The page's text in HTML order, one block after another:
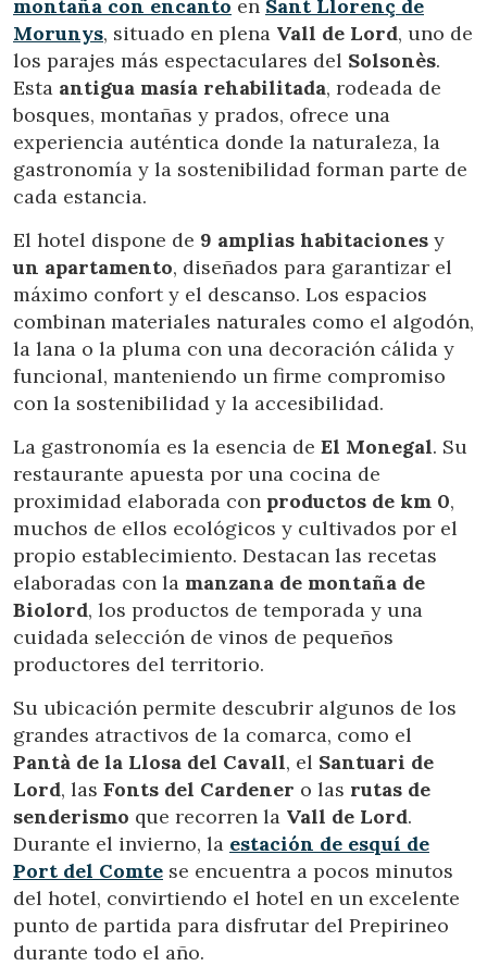
montaña con encanto en Sant Llorenç de
Morunys, situado en plena Vall de Lord, uno de
los parajes más espectaculares del Solsonès.
Esta antigua masía rehabilitada, rodeada de
bosques, montañas y prados, ofrece una
experiencia auténtica donde la naturaleza, la
gastronomía y la sostenibilidad forman parte de
cada estancia.
El hotel dispone de 9 amplias habitaciones y
un apartamento, diseñados para garantizar el
máximo confort y el descanso. Los espacios
combinan materiales naturales como el algodón,
la lana o la pluma con una decoración cálida y
funcional, manteniendo un firme compromiso
con la sostenibilidad y la accesibilidad.
La gastronomía es la esencia de El Monegal. Su
restaurante apuesta por una cocina de
proximidad elaborada con productos de km 0,
muchos de ellos ecológicos y cultivados por el
propio establecimiento. Destacan las recetas
elaboradas con la manzana de montaña de
Biolord, los productos de temporada y una
cuidada selección de vinos de pequeños
productores del territorio.
Su ubicación permite descubrir algunos de los
grandes atractivos de la comarca, como el
Pantà de la Llosa del Cavall, el Santuari de
Lord, las Fonts del Cardener o las rutas de
senderismo que recorren la Vall de Lord.
Durante el invierno, la estación de esquí de
Port del Comte se encuentra a pocos minutos
del hotel, convirtiendo el hotel en un excelente
punto de partida para disfrutar del Prepirineo
durante todo el año.
Técnicas y funcionales
Siempre activas
Este sitio web utiliza Cookies propias para recopilar
información con la finalidad de mejorar nuestros servicios.
Si continua navegando, supone la aceptación de la
instalación de las mismas. El usuario tiene la posibilidad
de configurar su navegador pudiendo, si así lo desea,
impedir que sean instaladas en su disco duro, aunque
deberá tener en cuenta que dicha acción podrá ocasionar
dificultades de navegación de la página web.
Permiten realizar el seguimiento y análisis del
comportamiento de los usuarios de este sitio web. La
información recogida mediante este tipo de cookies se
utiliza en la medición de la actividad de la web para la
elaboración de perfiles de navegación de los usuarios con
el fin de introducir mejoras en función del análisis de los
datos de uso que hacen los usuarios del servicio. Permiten
guardar la información de preferencia del usuario para
mejorar la calidad de nuestros servicios y para ofrecer una
Marketing y publicidad
Estas cookies son utilizadas para almacenar información
sobre las preferencias y elecciones personales del usuario
a través de la observación continuada de sus hábitos de
navegación. Gracias a ellas, podemos conocer los hábitos
de navegación en el sitio web y mostrar publicidad
relacionada con el perfil de navegación del usuario.